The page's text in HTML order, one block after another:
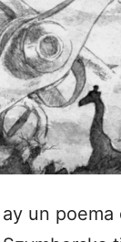
ay un poema